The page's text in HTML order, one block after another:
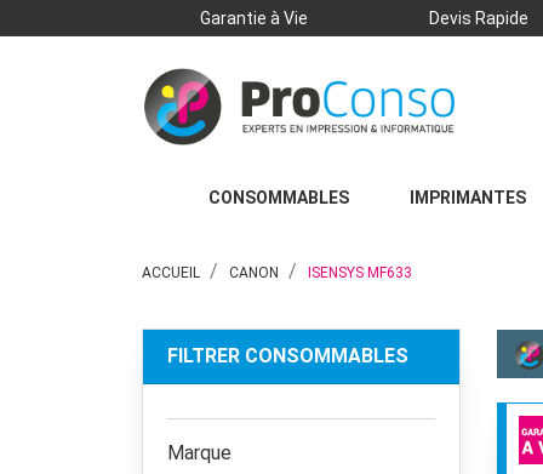
Garantie à Vie Devis Rapide
CONSOMMABLES IMPRIMANTES
ACCUEIL CANON ISENSYS MF633
FILTRER CONSOMMABLES
Marque